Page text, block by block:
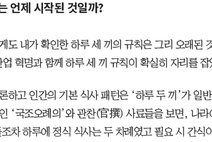
언제 시작된 것일까?
도 내가 확인한 하루 세 끼의 규칙은 그리 오래된
혁명과 함께 하루 세 끼 규칙이 확실히 자리를 잡
하고 인간의 기본 식사 패턴은 ‘하루 두 끼’가 일
‘국조오례의’와 관찬(官撰) 사료들을 보면, 나라
차 하루에 정식 식사는 두 차례였고 필요 시 간식